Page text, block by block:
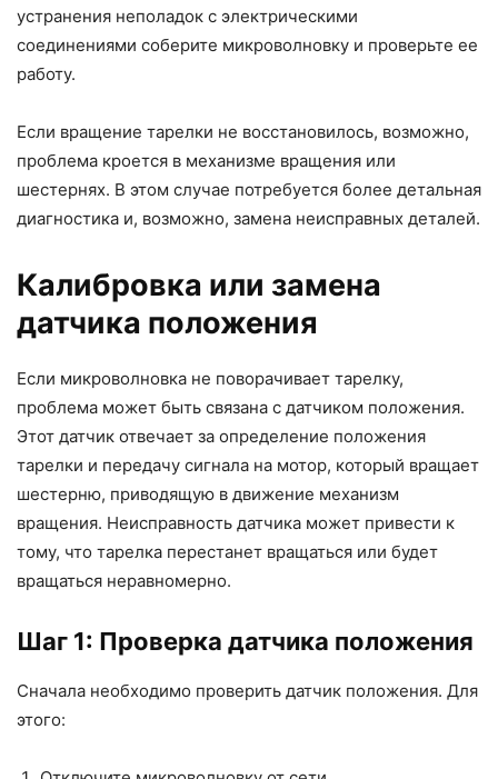
устранения неполадок с электрическими
соединениями соберите микроволновку и проверьте ее
работу.
Если вращение тарелки не восстановилось, возможно,
проблема кроется в механизме вращения или
шестернях. В этом случае потребуется более детальная
диагностика и, возможно, замена неисправных деталей.
Калибровка или замена
датчика положения
Если микроволновка не поворачивает тарелку,
проблема может быть связана с датчиком положения.
Этот датчик отвечает за определение положения
тарелки и передачу сигнала на мотор, который вращает
шестерню, приводящую в движение механизм
вращения. Неисправность датчика может привести к
тому, что тарелка перестанет вращаться или будет
вращаться неравномерно.
Шаг 1: Проверка датчика положения
Сначала необходимо проверить датчик положения. Для
этого: